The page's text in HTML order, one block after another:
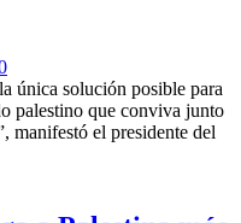
única solución posible para
palestino que conviva junto
manifestó el presidente del